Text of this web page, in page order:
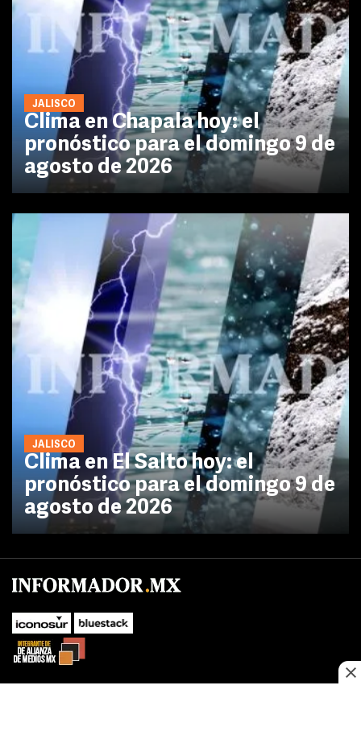
JALISCO
Clima en Chapala hoy: el
pronóstico para el domingo 9 de
agosto de 2026
JALISCO
Clima en El Salto hoy: el
pronóstico para el domingo 9 de
agosto de 2026